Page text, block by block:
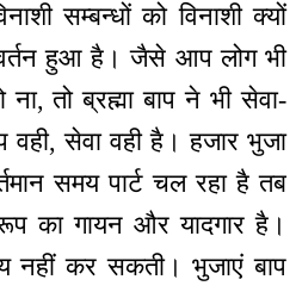
सम्बन्धों को विनाशी क्यों
हुआ है। जैसे आप लोग भी
तो ब्रह्मा बाप ने भी सेवा-
सेवा वही है। हजार भुजा
समय पार्ट चल रहा है तब
का गायन और यादगार है।
नहीं कर सकती। भुजाएं बाप